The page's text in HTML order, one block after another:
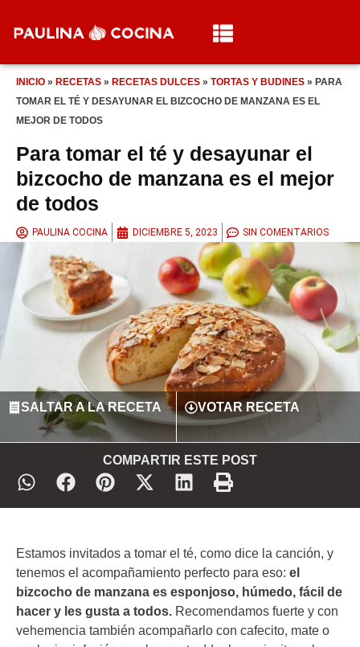
INICIO » RECETAS » RECETAS DULCES » TORTAS Y BUDINES » PARA
TOMAR EL TÉ Y DESAYUNAR EL BIZCOCHO DE MANZANA ES EL
MEJOR DE TODOS
Para tomar el té y desayunar el
bizcocho de manzana es el mejor
de todos
PAULINA COCINA DICIEMBRE 5, 2023 SIN COMENTARIOS
SALTAR A LA RECETA VOTAR RECETA
COMPARTIR ESTE POST
Estamos invitados a tomar el té, como dice la canción, y
tenemos el acompañamiento perfecto para eso: el
bizcocho de manzana es esponjoso, húmedo, fácil de
hacer y les gusta a todos. Recomendamos fuerte y con
vehemencia también acompañarlo con cafecito, mate o